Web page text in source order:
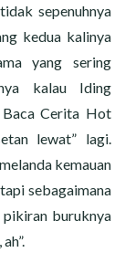
sepenuhnya
kedua kalinya
yang sering
kalau Iding
Baca Cerita Hot
lewat” lagi.
kemauan
sebagaimana
pikiran buruknya